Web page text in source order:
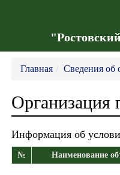
Главная Сведения об
Организация
Информация об
№ Наименование